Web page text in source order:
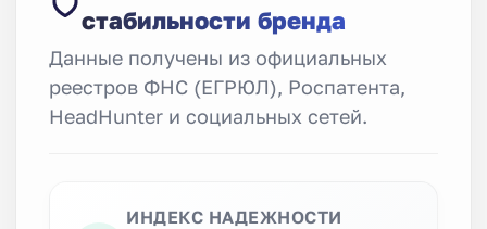
стабильности бренда
Данные получены из официальных
реестров ФНС (ЕГРЮЛ), Роспатента,
HeadHunter и социальных сетей.
ИНДЕКС НАДЕЖНОСТИ